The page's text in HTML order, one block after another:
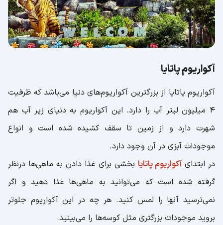
آکواریوم پاتایا
آکواریوم پاتایا از بزرگترین آکواریوم‌های دنیا می‌باشد که ظرفیت
4 میلیون لیتر آب را دارد. این آکواریوم به دنیای زیر آب هم
شهرت دارد و از زمین تا سقف کشیده شده است و انواع
موجودات آبزی در آن وجود دارد.
در ابتدایآکواریوم پاتایا بخشی برای غذا دادن به ماهی‌ها درنظر
گرفته شده است که می‌توانید به ماهی‌ها غذا دهید و اگر
نمی‌ترسید آنها را لمس کنید. هر چه در این آکواریوم جلوتر
بروید موجودات بزرگتری مثل کوسه‌ها را می‌بینید.